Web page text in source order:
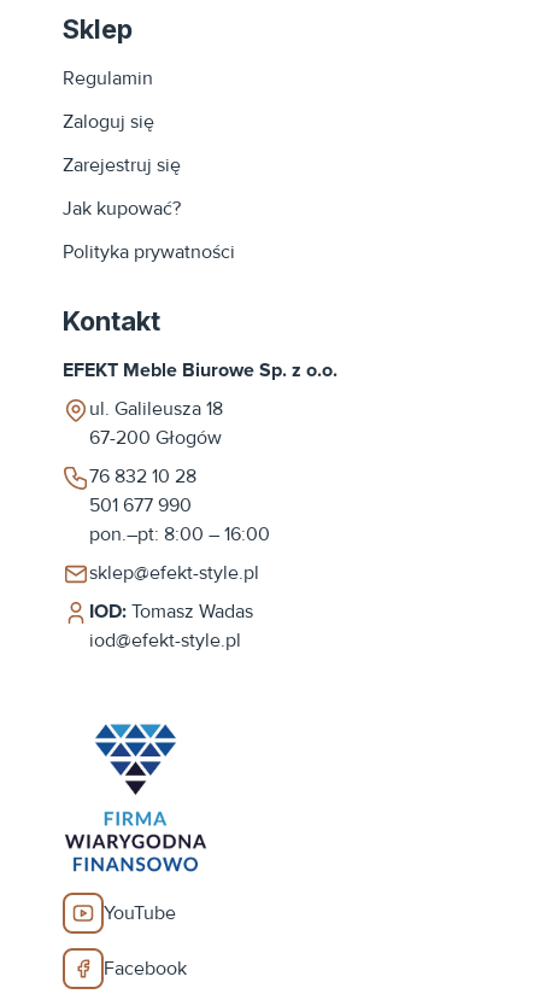
Sklep
Regulamin
Zaloguj się
Zarejestruj się
Jak kupować?
Polityka prywatności
Kontakt
EFEKT Meble Biurowe Sp. z o.o.
ul. Galileusza 18
67-200 Głogów
76 832 10 28
501 677 990
pon.–pt: 8:00 – 16:00
sklep@efekt-style.pl
IOD: Tomasz Wadas
iod@efekt-style.pl
YouTube
Facebook